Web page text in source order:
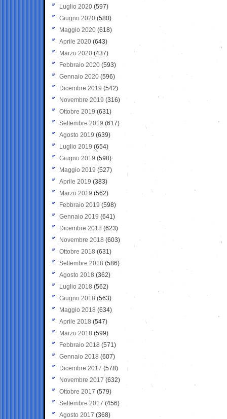
Luglio 2020 (597)
Giugno 2020 (580)
Maggio 2020 (618)
Aprile 2020 (643)
Marzo 2020 (437)
Febbraio 2020 (593)
Gennaio 2020 (596)
Dicembre 2019 (542)
Novembre 2019 (316)
Ottobre 2019 (631)
Settembre 2019 (617)
Agosto 2019 (639)
Luglio 2019 (654)
Giugno 2019 (598)
Maggio 2019 (527)
Aprile 2019 (383)
Marzo 2019 (562)
Febbraio 2019 (598)
Gennaio 2019 (641)
Dicembre 2018 (623)
Novembre 2018 (603)
Ottobre 2018 (631)
Settembre 2018 (586)
Agosto 2018 (362)
Luglio 2018 (562)
Giugno 2018 (563)
Maggio 2018 (634)
Aprile 2018 (547)
Marzo 2018 (599)
Febbraio 2018 (571)
Gennaio 2018 (607)
Dicembre 2017 (578)
Novembre 2017 (632)
Ottobre 2017 (579)
Settembre 2017 (456)
Agosto 2017 (368)